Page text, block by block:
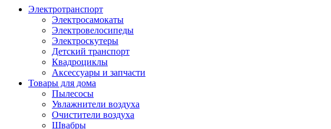
Электротранспорт
Электросамокаты
Электровелосипеды
Электроскутеры
Детский транспорт
Квадроциклы
Аксессуары и запчасти
Товары для дома
Пылесосы
Увлажнители воздуха
Очистители воздуха
Швабры